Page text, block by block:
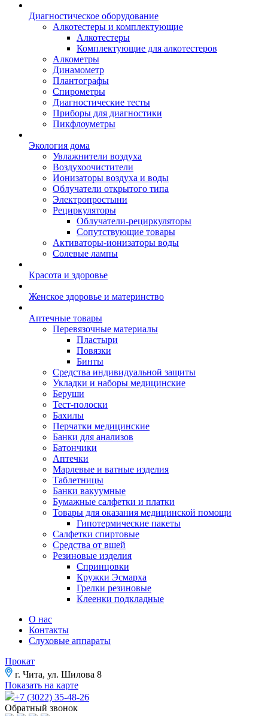
Диагностическое оборудование
Алкотестеры и комплектующие
Алкотестеры
Комплектующие для алкотестеров
Алкометры
Динамометр
Плантографы
Спирометры
Диагностические тесты
Приборы для диагностики
Пикфлоуметры
Экология дома
Увлажнители воздуха
Воздухоочистители
Ионизаторы воздуха и воды
Облучатели открытого типа
Электропростыни
Рециркуляторы
Облучатели-рециркуляторы
Сопутствующие товары
Активаторы-ионизаторы воды
Солевые лампы
Красота и здоровье
Женское здоровье и материнство
Аптечные товары
Перевязочные материалы
Пластыри
Повязки
Бинты
Средства индивидуальной защиты
Укладки и наборы медицинские
Беруши
Тест-полоски
Бахилы
Перчатки медицинские
Банки для анализов
Батончики
Аптечки
Марлевые и ватные изделия
Таблетницы
Банки вакуумные
Бумажные салфетки и платки
Товары для оказания медицинской помощи
Гипотермические пакеты
Салфетки спиртовые
Средства от вшей
Резиновые изделия
Спринцовки
Кружки Эсмарха
Грелки резиновые
Клеенки подкладные
О нас
Контакты
Слуховые аппараты
Прокат
г. Чита, ул. Шилова 8
Показать на карте
+7 (3022) 35-48-26
Обратный звонок